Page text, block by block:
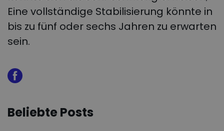
Eine vollständige Stabilisierung könnte in
bis zu fünf oder sechs Jahren zu erwarten
sein.
Beliebte Posts